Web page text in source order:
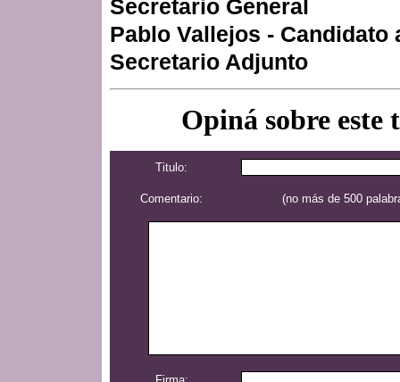
Secretario General
Pablo Vallejos - Candidato
Secretario Adjunto
Opiná sobre este
Titulo:
Comentario: (no más de 500